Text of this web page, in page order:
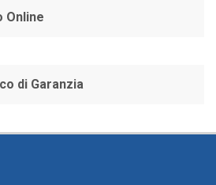
Online
di Garanzia